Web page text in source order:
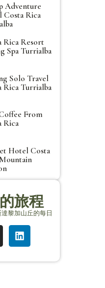
Adventure
Costa Rica
Rica Resort
Spa Turrialba
Solo Travel
Rica Turrialba
From
Rica
Hotel Costa
旅程
黎加山丘的每日